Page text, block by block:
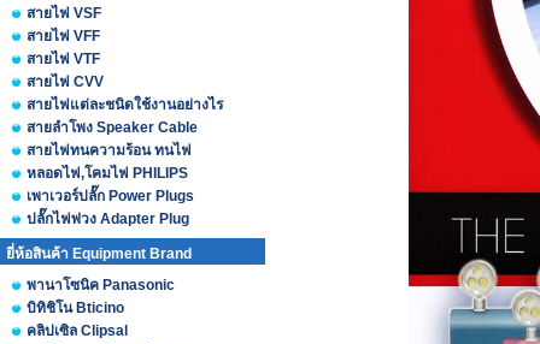
สายไฟ VSF
สายไฟ VFF
สายไฟ VTF
สายไฟ CVV
สายไฟแต่ละชนิดใช้งานอย่างไร
สายลำโพง Speaker Cable
สายไฟทนความร้อน ทนไฟ
หลอดไฟ,โคมไฟ PHILIPS
เพาเวอร์ปลั๊ก Power Plugs
ปลั๊กไฟพ่วง Adapter Plug
ยี่ห้อสินค้า Equipment Brand
พานาโซนิค Panasonic
บิทิชิโน Bticino
คลิปเซิล Clipsal